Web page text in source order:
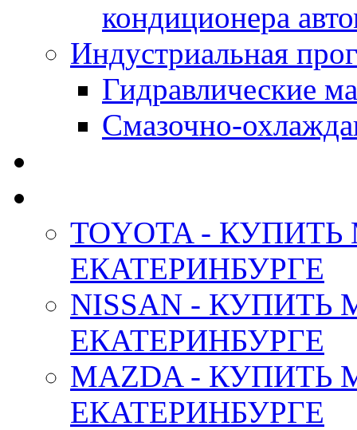
кондиционера
Индустриальная
Гидравлические
Смазочно-
TOYOTA -
ЕКАТЕРИНБУРГЕ
NISSAN -
ЕКАТЕРИНБУРГЕ
MAZDA -
ЕКАТЕРИНБУРГЕ